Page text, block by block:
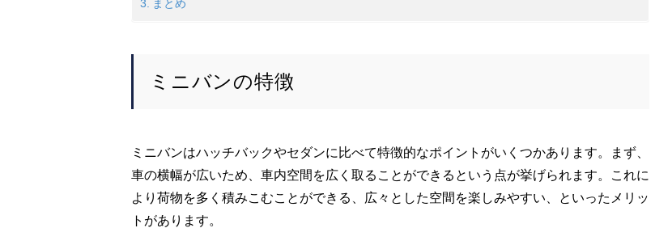
まとめ
ミニバンの特徴
ミニバンはハッチバックやセダンに比べて特徴的なポイントがいくつかあります。まず、
車の横幅が広いため、車内空間を広く取ることができるという点が挙げられます。これに
より荷物を多く積みこむことができる、広々とした空間を楽しみやすい、といったメリッ
トがあります。